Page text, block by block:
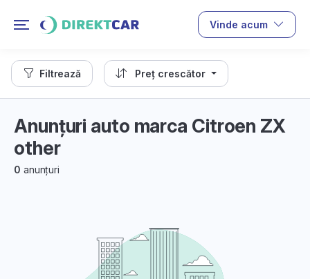
Vinde acum
Filtrează Preț crescător
Anunțuri auto marca Citroen ZX
other
0 anunțuri